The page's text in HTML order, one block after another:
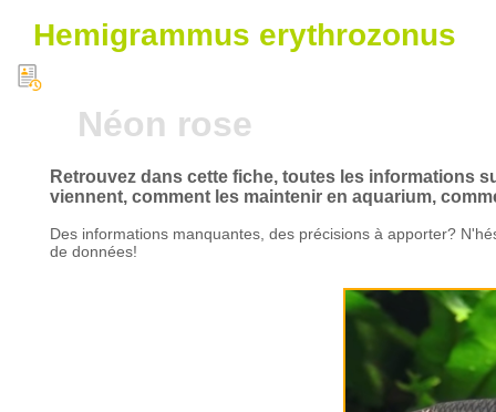
Hemigrammus erythrozonus
Néon rose
Retrouvez dans cette fiche, toutes les informations
viennent, comment les maintenir en aquarium,
Des informations manquantes, des précisions à apporter?
de données!